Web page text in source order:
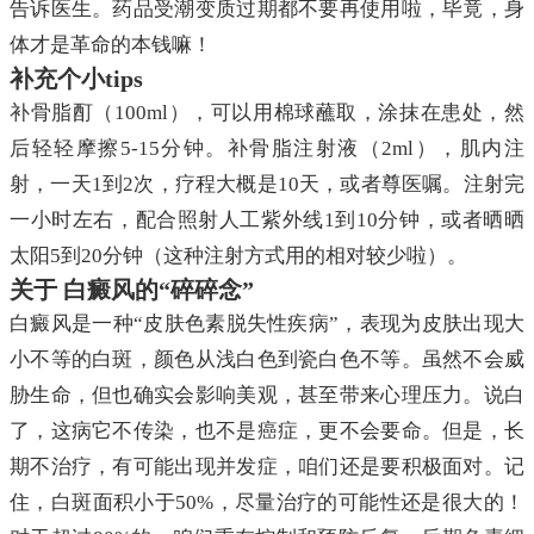
告诉医生。药品受潮变质过期都不要再使用啦，毕竟，身
体才是革命的本钱嘛！
补充个小tips
补骨脂酊（100ml），可以用棉球蘸取，涂抹在患处，然
后轻轻摩擦5-15分钟。补骨脂注射液（2ml），肌内注
射，一天1到2次，疗程大概是10天，或者尊医嘱。注射完
一小时左右，配合照射人工紫外线1到10分钟，或者晒晒
太阳5到20分钟（这种注射方式用的相对较少啦）。
关于 白癜风的“碎碎念”
白癜风是一种“皮肤色素脱失性疾病”，表现为皮肤出现大
小不等的白斑，颜色从浅白色到瓷白色不等。虽然不会威
胁生命，但也确实会影响美观，甚至带来心理压力。说白
了，这病它不传染，也不是癌症，更不会要命。但是，长
期不治疗，有可能出现并发症，咱们还是要积极面对。记
住，白斑面积小于50%，尽量治疗的可能性还是很大的！